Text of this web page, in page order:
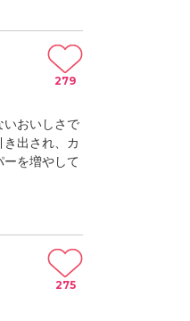
いおいしさで
出され、カ
ーを増やして
279
275